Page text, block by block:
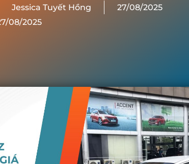
Jessica Tuyết Hồng 27/08/2025
08/2025